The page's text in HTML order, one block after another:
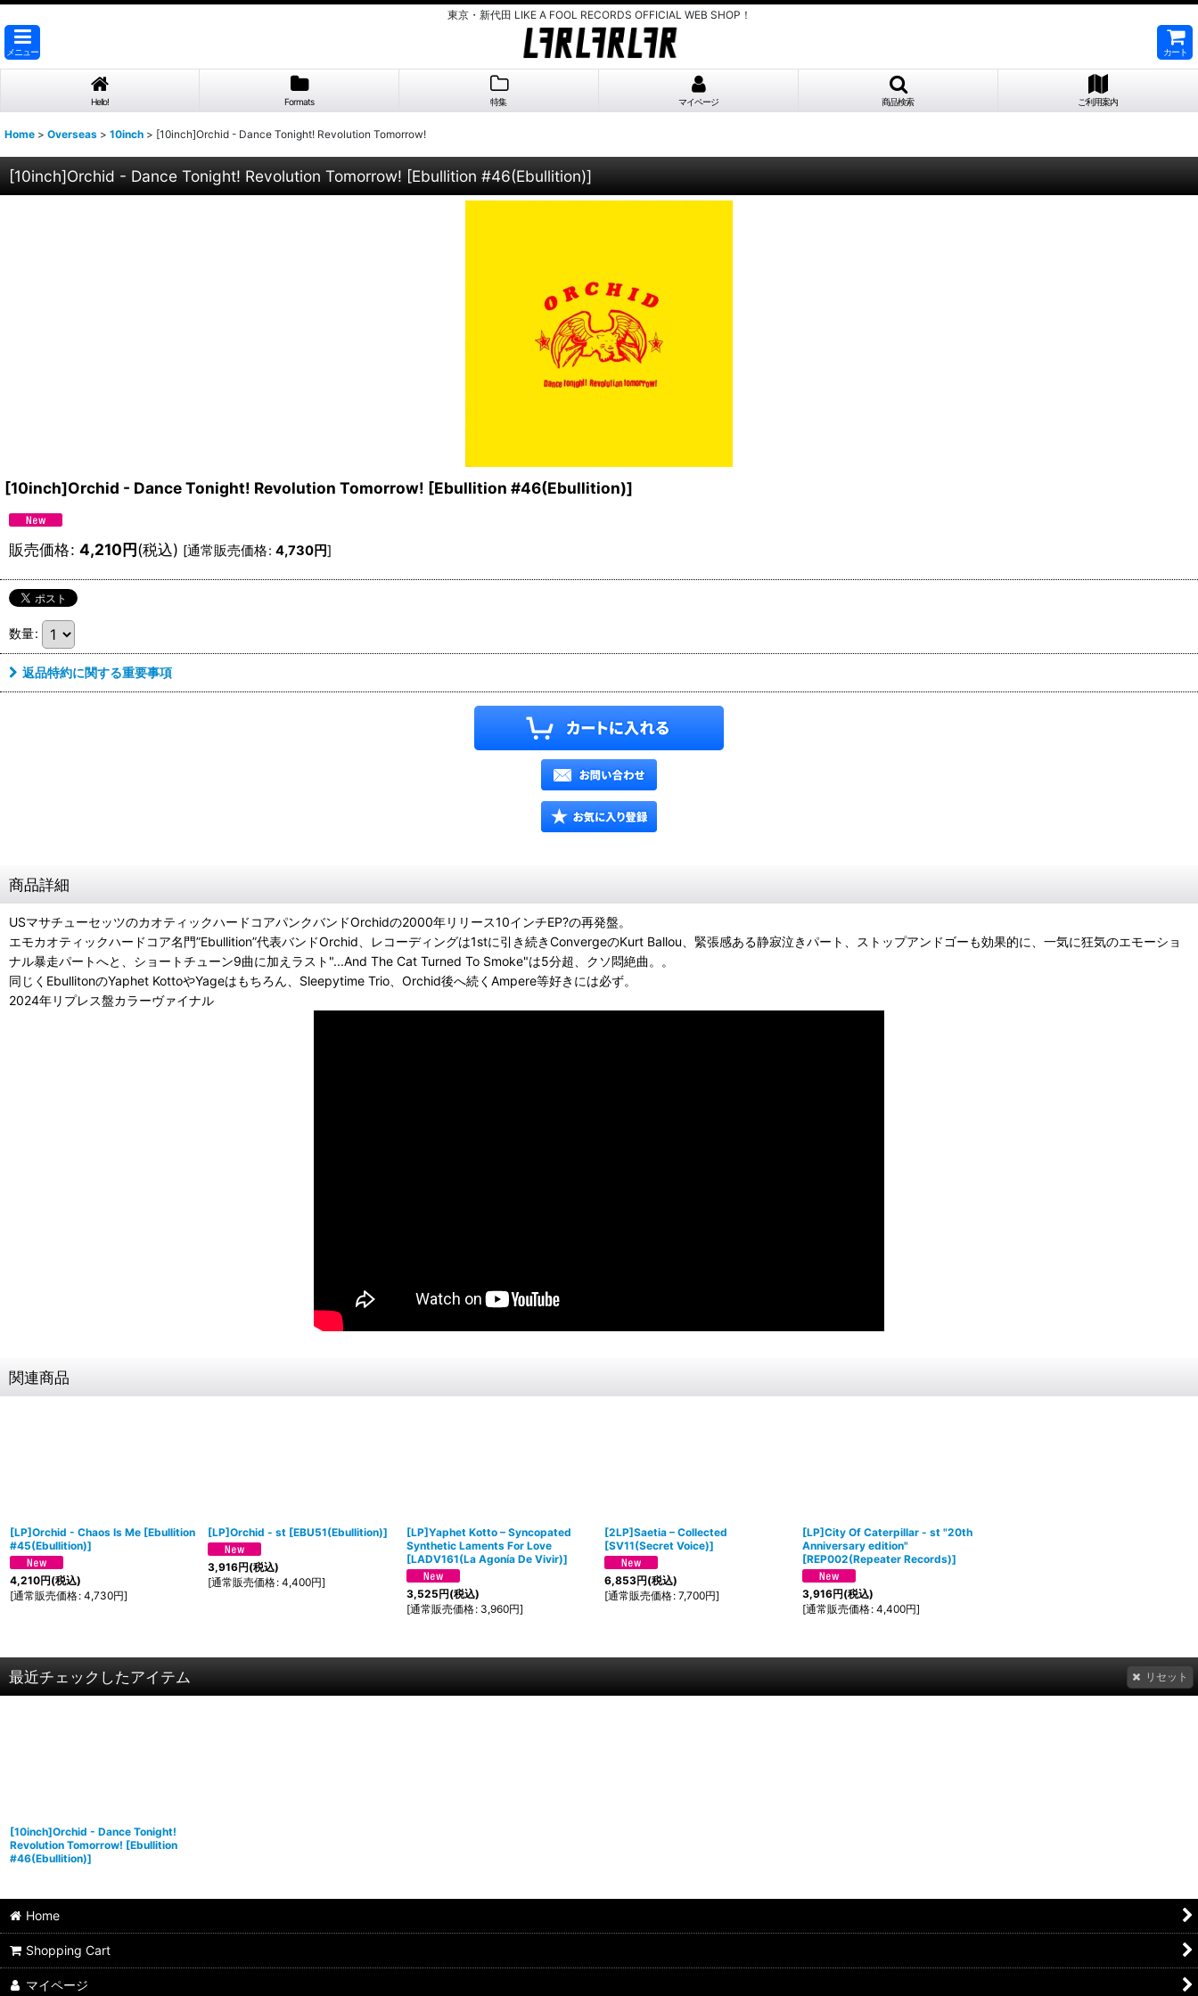
東京・新代田 LIKE A FOOL RECORDS OFFICIAL WEB SHOP！
メニュー カート
Hello! Formats 特集 マイページ 商品検索 ご利用案内
Home > Overseas > 10inch > [10inch]Orchid - Dance Tonight! Revolution Tomorrow!
[10inch]Orchid - Dance Tonight! Revolution Tomorrow! [Ebullition #46(Ebullition)]
[10inch]Orchid - Dance Tonight! Revolution Tomorrow! [Ebullition #46(Ebullition)]
販売価格: 4,210円(税込) [通常販売価格: 4,730円]
数量:
返品特約に関する重要事項
商品詳細
USマサチューセッツのカオティックハードコアパンクバンドOrchidの2000年リリース10インチEP?の再発盤。
エモカオティックハードコア名門”Ebullition”代表バンドOrchid、レコーディングは1stに引き続きConvergeのKurt Ballou、緊張感ある静寂泣きパート、ストップアンドゴーも効果的に、一気に狂気のエモーショ
ナル暴走パートへと、ショートチューン9曲に加えラスト"...And The Cat Turned To Smoke"は5分超、クソ悶絶曲。。
同じくEbullitonのYaphet KottoやYageはもちろん、Sleepytime Trio、Orchid後へ続くAmpere等好きには必ず。
2024年リプレス盤カラーヴァイナル
関連商品
[LP]Orchid - Chaos Is Me [Ebullition
#45(Ebullition)]
4,210円(税込)
[通常販売価格: 4,730円]
[LP]Orchid - st [EBU51(Ebullition)]
3,916円(税込)
[通常販売価格: 4,400円]
[LP]Yaphet Kotto – Syncopated
Synthetic Laments For Love
[LADV161(La Agonía De Vivir)]
3,525円(税込)
[通常販売価格: 3,960円]
[2LP]Saetia ‎– Collected
[SV11(Secret Voice)]
6,853円(税込)
[通常販売価格: 7,700円]
[LP]City Of Caterpillar - st "20th
Anniversary edition"
[REP002(Repeater Records)]
3,916円(税込)
[通常販売価格: 4,400円]
最近チェックしたアイテム リセット
[10inch]Orchid - Dance Tonight!
Revolution Tomorrow! [Ebullition
#46(Ebullition)]
Home
Shopping Cart
マイページ